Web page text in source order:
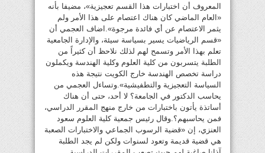
المعروف أن اختبارات هذا القسم تعجيزية»، مضيفا بأنه
«العام الماضي كان هناك اعتصام على هذا الأمر ولم
يثمر الاعتصام عن أي فائدة مرجوة».اضاف العجمي أن
«قسم الرياضيات يسير بسياسة سيئة، والإدارة الجامعية
تعلم بهذا الأمر وتسمح لهم لذلك نلاحظ أن كثيراً من
الطلبة يتسربون من كلية العلوم وكلية الهندسة ويكملون
دراسة تخصص الهندسة خارج الكويت نتيجة هذه
السياسة التعجيزية والتطفيشية».وتساءل العجمي من
يحاسب الدكتور في الجامعة؟ لا أحد، حتى أن هناك
أساتذة يأتون باختبارات من خارج منهج المقرر الدراسي،
فمن يحاسبهم؟.وقال رئيس جمعية كلية العلوم سعود
العنزي، إن «قضية الرسوب الجماعي والاختبارات الصعبة
هي قضية قديمة وتعود لسنوات ولكن لم يجد الطلبة